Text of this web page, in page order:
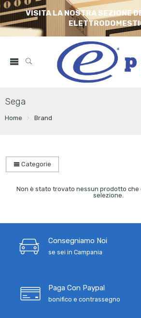
VISITA LA NOSTRA SEZIONE
Sega
Home Brand
Categorie
Non è stato trovato nessun prodotto che
selezione.
Consegniamo Noi
se sei in Campania
Paga Con Paypal
bonifico e contrassegno